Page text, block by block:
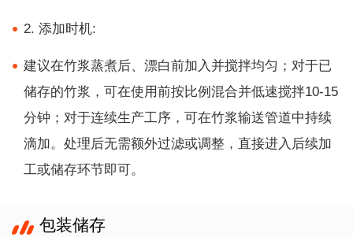
2. 添加时机:
建议在竹浆蒸煮后、漂白前加入并搅拌均匀；对于已
储存的竹浆，可在使用前按比例混合并低速搅拌10-15
分钟；对于连续生产工序，可在竹浆输送管道中持续
滴加。处理后无需额外过滤或调整，直接进入后续加
工或储存环节即可。
包装储存